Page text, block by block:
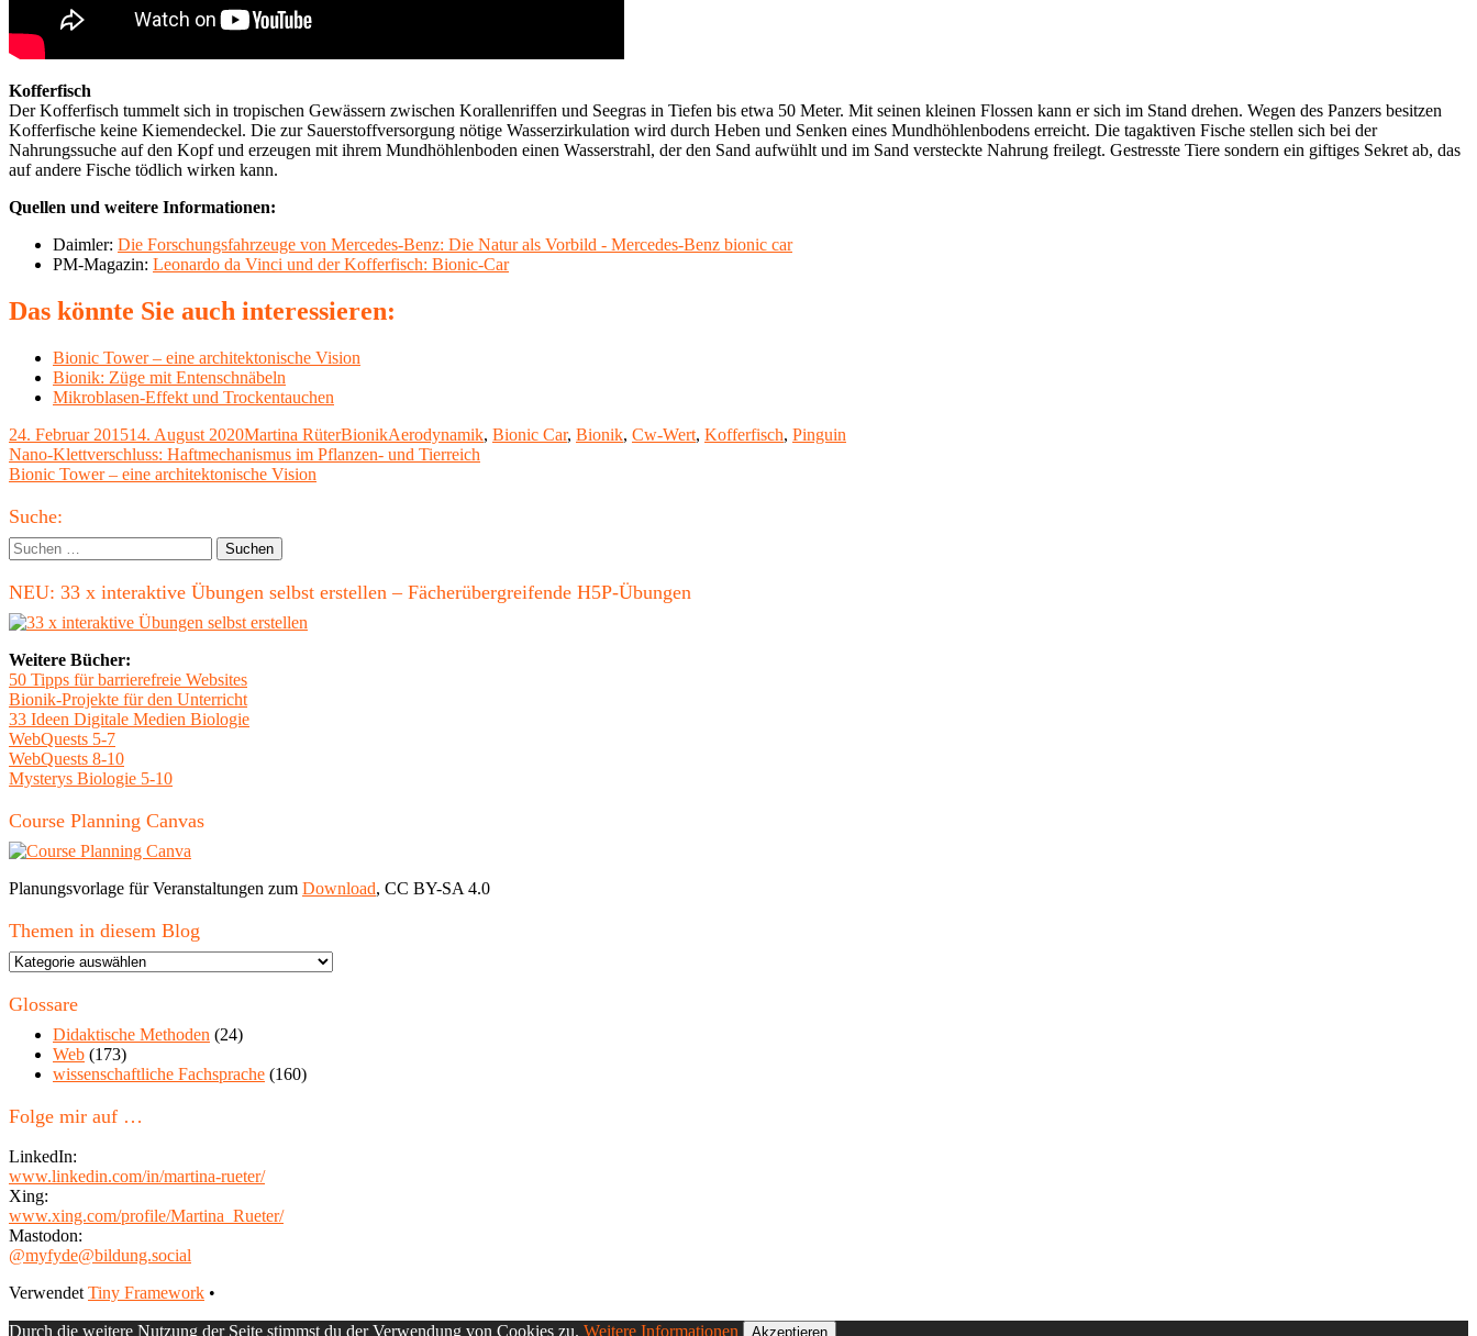
Kofferfisch
Der Kofferfisch tummelt sich in tropischen Gewässern zwischen Korallenriffen und Seegras in Tiefen bis etwa 50 Meter. Mit seinen kleinen Flossen kann er sich im Stand drehen. Wegen des Panzers besitzen
Kofferfische keine Kiemendeckel. Die zur Sauerstoffversorgung nötige Wasserzirkulation wird durch Heben und Senken eines Mundhöhlenbodens erreicht. Die tagaktiven Fische stellen sich bei der
Nahrungssuche auf den Kopf und erzeugen mit ihrem Mundhöhlenboden einen Wasserstrahl, der den Sand aufwühlt und im Sand versteckte Nahrung freilegt. Gestresste Tiere sondern ein giftiges Sekret ab, das
auf andere Fische tödlich wirken kann.
Quellen und weitere Informationen:
Daimler: Die Forschungsfahrzeuge von Mercedes-Benz: Die Natur als Vorbild - Mercedes-Benz bionic car
PM-Magazin: Leonardo da Vinci und der Kofferfisch: Bionic-Car
Das könnte Sie auch interessieren:
Bionic Tower – eine architektonische Vision
Bionik: Züge mit Entenschnäbeln
Mikroblasen-Effekt und Trockentauchen
Veröffentlicht
am
24. Februar 201514. August 2020Autor
Martina RüterKategorien
BionikSchlagwörter
Aerodynamik, Bionic Car, Bionik, Cw-Wert, Kofferfisch, Pinguin
Beitragsnavigation
Vorheriger
Beitrag:
Nano-Klettverschluss: Haftmechanismus im Pflanzen- und Tierreich
Nächster
Bionic Tower – eine architektonische Vision
Haupt-
Seitenleiste
Suche:
Suchen
nach:
NEU: 33 x interaktive Übungen selbst erstellen – Fächerübergreifende H5P-Übungen
Weitere Bücher:
50 Tipps für barrierefreie Websites
Bionik-Projekte für den Unterricht
33 Ideen Digitale Medien Biologie
WebQuests 5-7
WebQuests 8-10
Mysterys Biologie 5-10
Course Planning Canvas
Planungsvorlage für Veranstaltungen zum Download, CC BY-SA 4.0
Themen in diesem Blog
Themen
diesem
Glossare
Didaktische Methoden (24)
Web (173)
wissenschaftliche Fachsprache (160)
Folge mir auf …
LinkedIn:
www.linkedin.com/in/martina-rueter/
Xing:
www.xing.com/profile/Martina_Rueter/
Mastodon:
@myfyde@bildung.social
Footer
Inhalt
Verwendet Tiny Framework •
Durch die weitere Nutzung der Seite stimmst du der Verwendung von Cookies zu. Weitere Informationen Akzeptieren